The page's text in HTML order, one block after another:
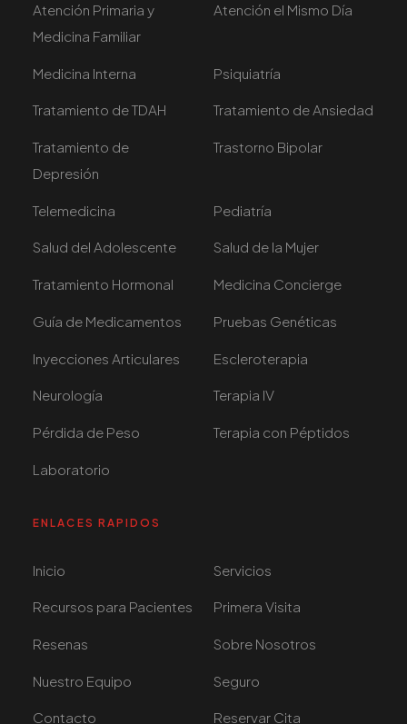
Atención Primaria y
Medicina Familiar
Atención el Mismo Día
Medicina Interna Psiquiatría
Tratamiento de TDAH Tratamiento de Ansiedad
Tratamiento de
Depresión
Trastorno Bipolar
Telemedicina Pediatría
Salud del Adolescente Salud de la Mujer
Tratamiento Hormonal Medicina Concierge
Guía de Medicamentos Pruebas Genéticas
Inyecciones Articulares Escleroterapia
Neurología Terapia IV
Pérdida de Peso Terapia con Péptidos
Laboratorio
ENLACES RAPIDOS
Inicio Servicios
Recursos para Pacientes Primera Visita
Resenas Sobre Nosotros
Nuestro Equipo Seguro
Contacto Reservar Cita